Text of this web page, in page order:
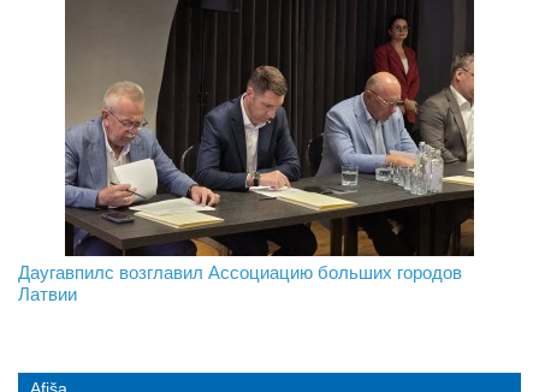
На границе с Беларусью ждут усиления
Даугавпилс возглавил Ассоциацию больших городов
Латвии
Инвалидность — не приговор: «Mediastrims» расскажет
реальные истории людей с ограниченными возможностями
Afiša